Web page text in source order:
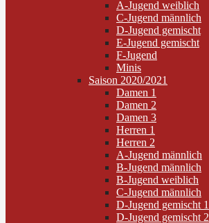
A-Jugend weiblich
C-Jugend männlich
D-Jugend gemischt
E-Jugend gemischt
F-Jugend
Minis
Saison 2020/2021
Damen 1
Damen 2
Damen 3
Herren 1
Herren 2
A-Jugend männlich
B-Jugend männlich
B-Jugend weiblich
C-Jugend männlich
D-Jugend gemischt 1
D-Jugend gemischt 2